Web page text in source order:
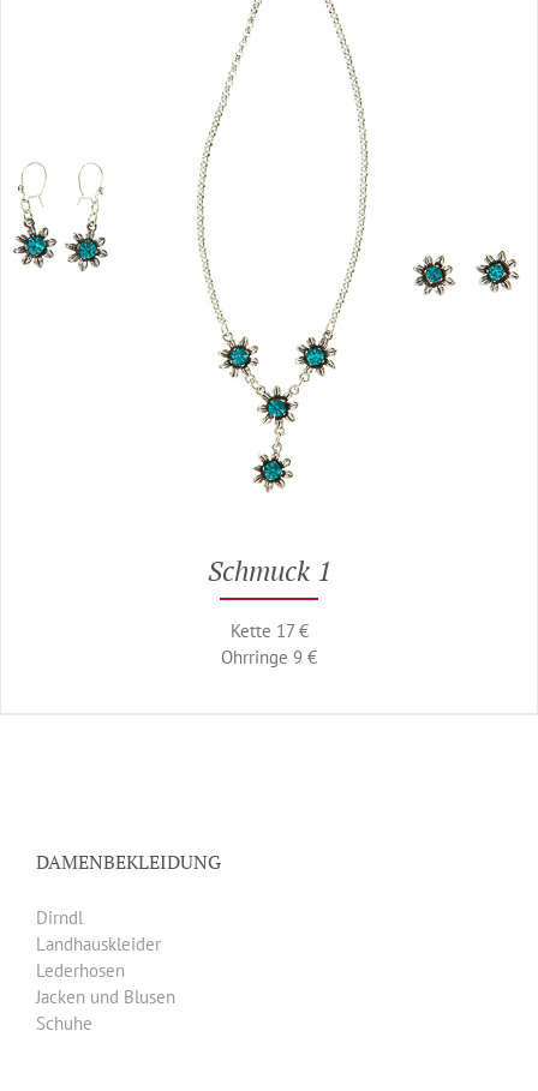
Schmuck 1
Kette 17 €
Ohrringe 9 €
DAMENBEKLEIDUNG
Dirndl
Landhauskleider
Lederhosen
Jacken und Blusen
Schuhe